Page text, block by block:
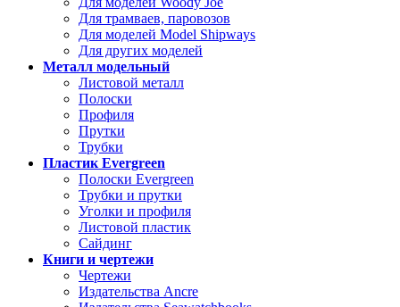
Для трамваев, паровозов
Для моделей Model Shipways
Для других моделей
Металл модельный
Листовой металл
Полоски
Профиля
Прутки
Трубки
Пластик Evergreen
Полоски Evergreen
Трубки и прутки
Уголки и профиля
Листовой пластик
Сайдинг
Книги и чертежи
Чертежи
Издательства Ancre